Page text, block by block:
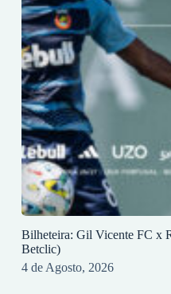
Bilheteira: Gil Vicente FC x
Betclic)
4 de Agosto, 2026